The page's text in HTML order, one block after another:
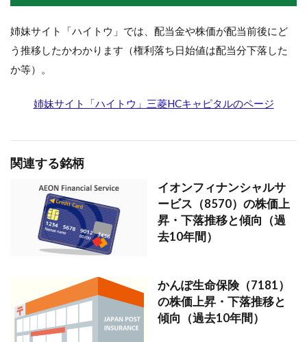
姉妹サイト「ハイトウ」では、配当金や株価が配当前後にど
う推移したかわかります（権利落ち日始値は配当分下落した
か等）。
姉妹サイト「ハイトウ」三菱HCキャピタルのページ
関連する銘柄
イオンフィナンシャルサ
ービス（8570）の株価上
昇・下落推移と傾向（過
去10年間）
かんぽ生命保険（7181）
の株価上昇・下落推移と
傾向（過去10年間）